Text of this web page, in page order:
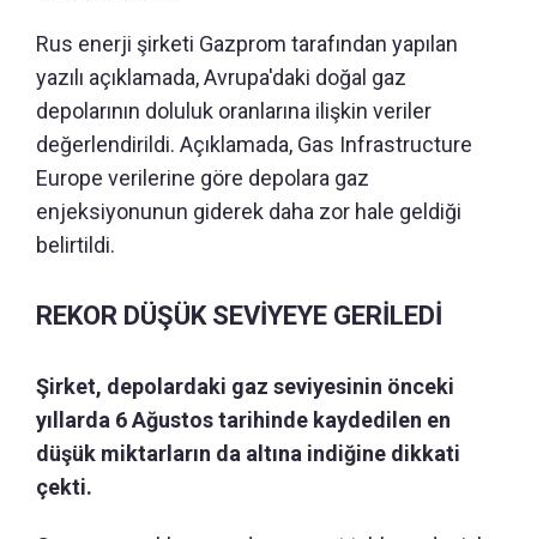
Rus enerji şirketi Gazprom tarafından yapılan
yazılı açıklamada, Avrupa'daki doğal gaz
depolarının doluluk oranlarına ilişkin veriler
değerlendirildi. Açıklamada, Gas Infrastructure
Europe verilerine göre depolara gaz
enjeksiyonunun giderek daha zor hale geldiği
belirtildi.
REKOR DÜŞÜK SEVİYEYE GERİLEDİ
Şirket, depolardaki gaz seviyesinin önceki
yıllarda 6 Ağustos tarihinde kaydedilen en
düşük miktarların da altına indiğine dikkati
çekti.